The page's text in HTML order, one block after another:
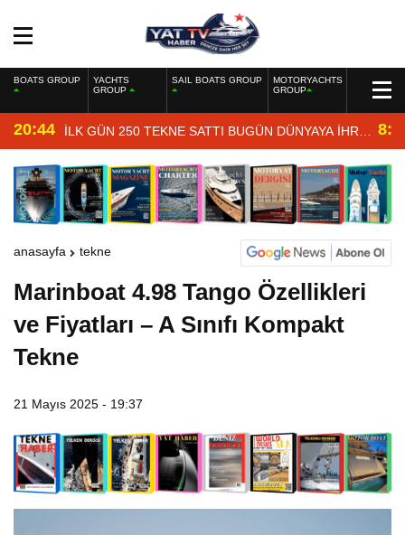
BOATS GROUP
YACHTS
GROUP
SAIL BOATS GROUP
MOTORYACHTS
GROUP
20:44 İLK GÜN 250 TEKNE SATTI BUGÜN DÜNYAYA İHRAÇ
EDİYOR
anasayfa tekne
Marinboat 4.98 Tango Özellikleri
ve Fiyatları – A Sınıfı Kompakt
Tekne
21 Mayıs 2025 - 19:37